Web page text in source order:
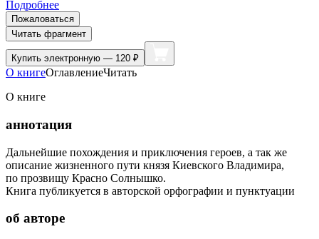
Подробнее
Пожаловаться
Читать фрагмент
Купить электронную — 120 ₽
О книгеОглавлениеЧитать
О книге
аннотация
Дальнейшие похождения и приключения героев, а так же
описание жизненного пути князя Киевского Владимира,
по прозвищу Красно Солнышко.
Книга публикуется в авторской орфографии и пунктуации
об авторе